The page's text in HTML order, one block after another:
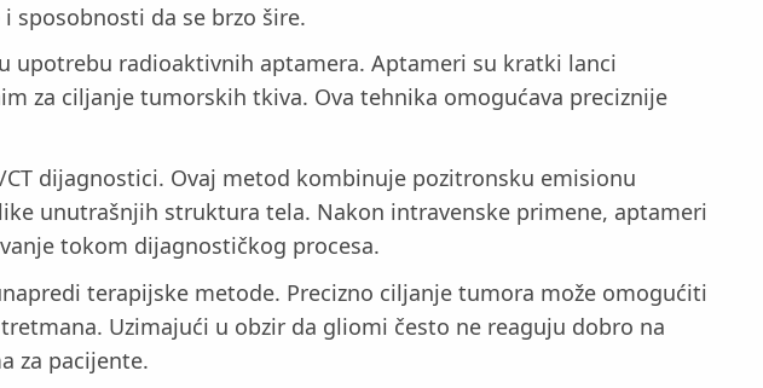
sposobnosti da se brzo šire.
upotrebu radioaktivnih aptamera. Aptameri su kratki lanci
za ciljanje tumorskih tkiva. Ova tehnika omogućava preciznije
dijagnostici. Ovaj metod kombinuje pozitronsku emisionu
unutrašnjih struktura tela. Nakon intravenske primene, aptameri
tokom dijagnostičkog procesa.
terapijske metode. Precizno ciljanje tumora može omogućiti
Uzimajući u obzir da gliomi često ne reaguju dobro na
za pacijente.